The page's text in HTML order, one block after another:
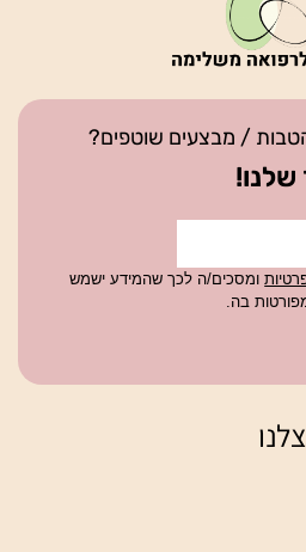
/ מבצעים שוטפים?
שלנו!
ומסכים/ה לכך שהמידע ישמש
בה.